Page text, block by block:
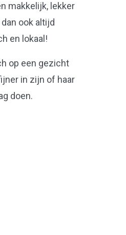
makkelijk, lekker
ook altijd
en lokaal!
op een gezicht
in zijn of haar
doen.